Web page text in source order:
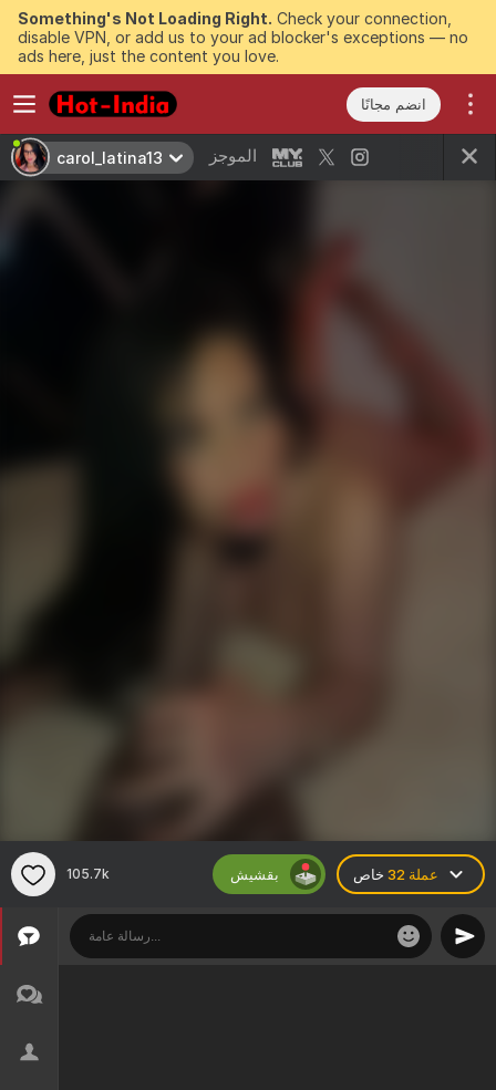
Something's Not Loading Right. Check your connection,
disable VPN, or add us to your ad blocker's exceptions — no
ads here, just the content you love.
انضم مجانًا
carol_latina13 الموجز
105.7k خاص 32 عملة بقشيش